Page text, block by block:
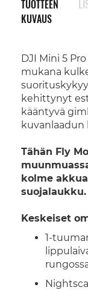
TUOTTEEN
KUVAUS
DJI Mini 5
mukana
kehittynyt
kääntyvä
Tähän Fly
kolme
suojalaukku.
Keskeiset
1-